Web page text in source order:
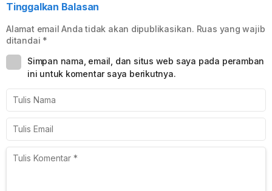
Tinggalkan Balasan
Alamat email Anda tidak akan dipublikasikan. Ruas yang wajib
ditandai *
Simpan nama, email, dan situs web saya pada peramban
ini untuk komentar saya berikutnya.